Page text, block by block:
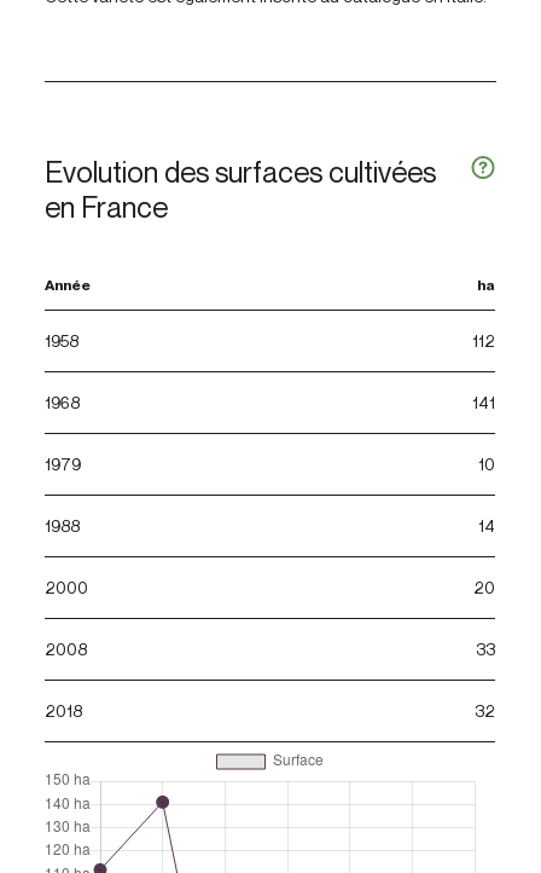
Evolution des surfaces cultivées
en France
Année ha
1958 112
1968 141
1979 10
1988 14
2000 20
2008 33
2018 32